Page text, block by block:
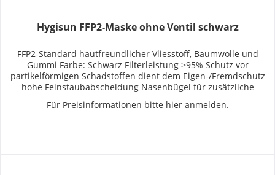
Hygisun FFP2-Maske ohne Ventil schwarz
FFP2-Standard hautfreundlicher Vliesstoff, Baumwolle und
Gummi Farbe: Schwarz Filterleistung >95% Schutz vor
partikelförmigen Schadstoffen dient dem Eigen-/Fremdschutz
hohe Feinstaubabscheidung Nasenbügel für zusätzliche
Für Preisinformationen bitte hier anmelden.